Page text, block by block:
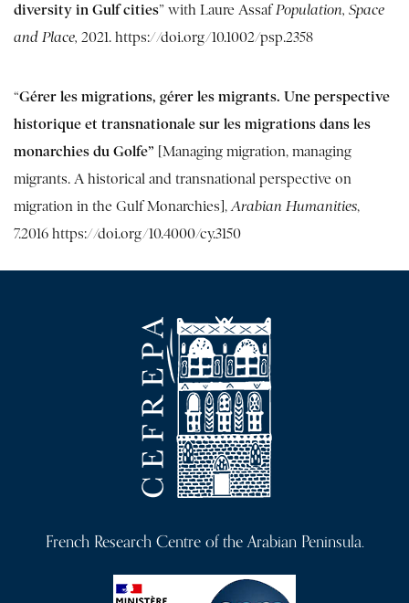
diversity in Gulf cities” with Laure AssafPopulation, Space
and Place, 2021. https://doi.org/10.1002/psp.2358
“Gérer les migrations, gérer les migrants. Une perspective
historique et transnationale sur les migrations dans les
monarchies du Golfe” [Managing migration, managing
migrants. A historical and transnational perspective on
migration in the Gulf Monarchies],Arabian Humanities,
7.2016 https://doi.org/10.4000/cy.3150
French Research Centre of the Arabian Peninsula.